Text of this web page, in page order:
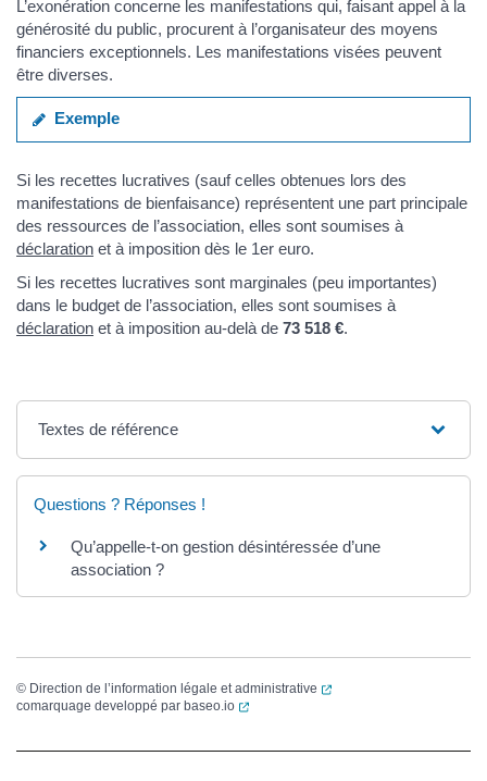
L’exonération concerne les manifestations qui, faisant appel à la
générosité du public, procurent à l’organisateur des moyens
financiers exceptionnels. Les manifestations visées peuvent
être diverses.
Exemple
Si les recettes lucratives (sauf celles obtenues lors des
manifestations de bienfaisance) représentent une part principale
des ressources de l’association, elles sont soumises à
déclaration et à imposition dès le 1er euro.
Si les recettes lucratives sont marginales (peu importantes)
dans le budget de l’association, elles sont soumises à
déclaration et à imposition au-delà de 73 518 €.
Textes de référence
Questions ? Réponses !
Qu’appelle-t-on gestion désintéressée d’une
association ?
© Direction de l’information légale et administrative
(ouverture dans un
comarquage developpé par baseo.io (ouverture dans un nouvel onglet)